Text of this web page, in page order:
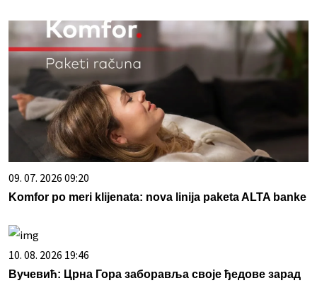
09. 07. 2026 09:20
Komfor po meri klijenata: nova linija paketa ALTA banke
10. 08. 2026 19:46
Вучевић: Црна Гора заборавља своје ђедове зарад